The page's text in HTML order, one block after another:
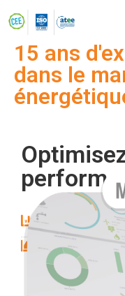
15 ans
dans le
Comptage
Air, ...)
Mesures